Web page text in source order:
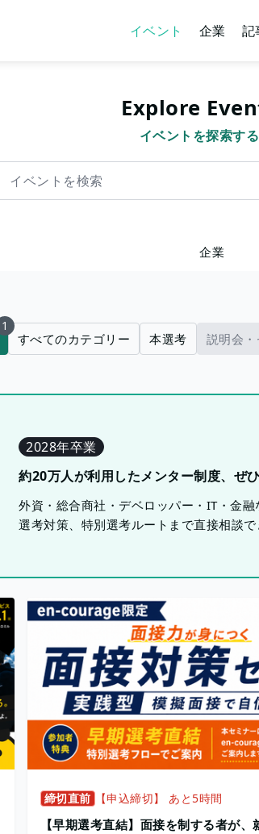
イベント 企業 記
Explore
イベントを探索する
企業
1
すべてのカテゴリー 本選考 説明会
2028年卒業
約20万人が利用したメンター制度、ぜ
外資・総合商社・デベロッパー・IT・金
選考対策、特別選考ルートまで直接相談で
締切直前 【申込締切】 あと5時間
【早期選考直結】面接を制する者が